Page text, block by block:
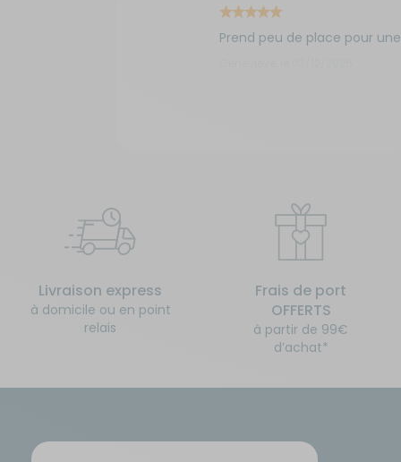
Prend peu de place pour
Livraison express
à domicile ou en point
relais
Frais de port
OFFERTS
à partir de 99€
d’achat*